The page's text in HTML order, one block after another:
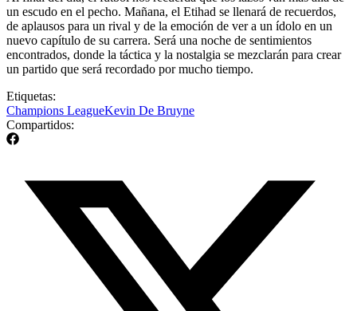
un escudo en el pecho. Mañana, el Etihad se llenará de recuerdos,
de aplausos para un rival y de la emoción de ver a un ídolo en un
nuevo capítulo de su carrera. Será una noche de sentimientos
encontrados, donde la táctica y la nostalgia se mezclarán para crear
un partido que será recordado por mucho tiempo.
Etiquetas:
Champions LeagueKevin De Bruyne
Compartidos: